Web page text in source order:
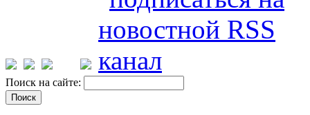
Поиск на сайте: